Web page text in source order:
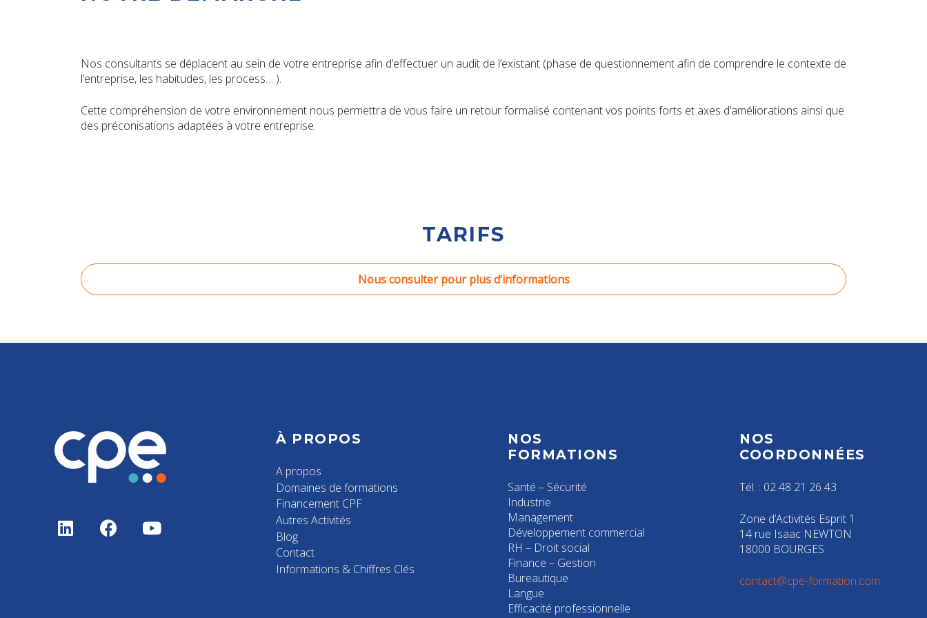
Nos consultants se déplacent au sein de votre entreprise afin d’effectuer un audit de l’existant (phase de questionnement afin de comprendre le contexte de
l’entreprise, les habitudes, les process… ).
Cette compréhension de votre environnement nous permettra de vous faire un retour formalisé contenant vos points forts et axes d’améliorations ainsi que
des préconisations adaptées à votre entreprise.
TARIFS
Nous consulter pour plus d’informations
À PROPOS
A propos
Domaines de formations
Financement CPF
Autres Activités
Blog
Contact
Informations & Chiffres Clés
NOS
FORMATIONS
Santé – Sécurité
Industrie
Management
Développement commercial
RH – Droit social
Finance – Gestion
Bureautique
Langue
Efficacité professionnelle
NOS
COORDONNÉES
Tél. : 02 48 21 26 43
Zone d’Activités Esprit 1
14 rue Isaac NEWTON
18000 BOURGES
contact@cpe-formation.com